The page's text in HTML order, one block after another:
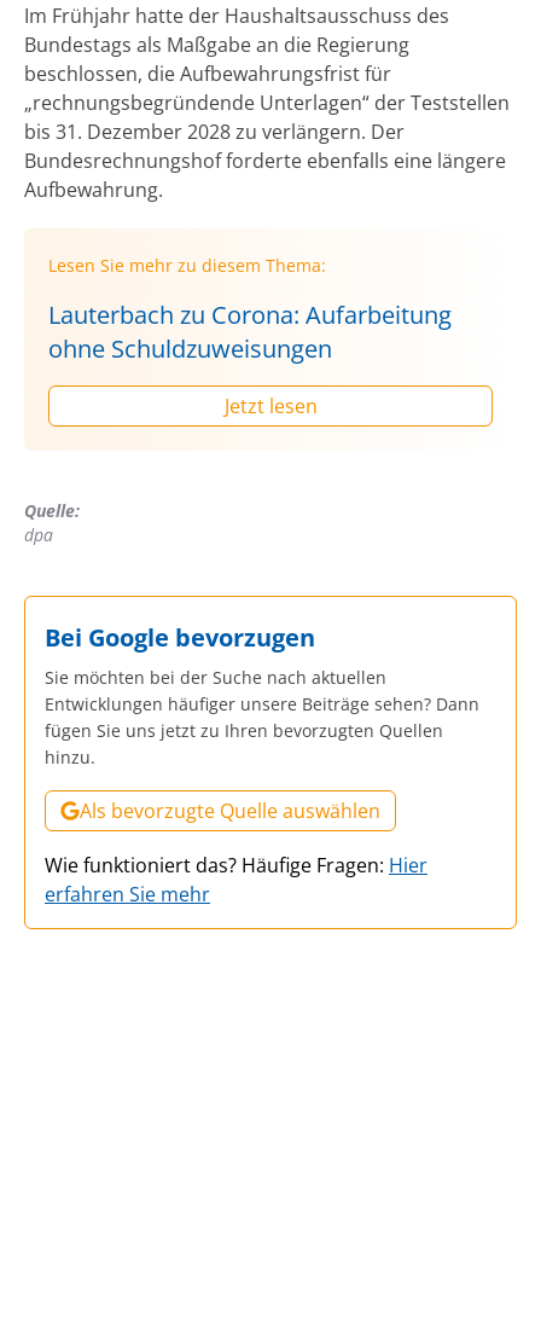
Im Frühjahr hatte der Haushaltsausschuss des
Bundestags als Maßgabe an die Regierung
beschlossen, die Aufbewahrungsfrist für
„rechnungsbegründende Unterlagen“ der Teststellen
bis 31. Dezember 2028 zu verlängern. Der
Bundesrechnungshof forderte ebenfalls eine längere
Aufbewahrung.
Lesen Sie mehr zu diesem Thema:
Lauterbach zu Corona: Aufarbeitung
ohne Schuldzuweisungen
Jetzt lesen
Quelle:
dpa
Bei Google bevorzugen
Sie möchten bei der Suche nach aktuellen
Entwicklungen häufiger unsere Beiträge sehen? Dann
fügen Sie uns jetzt zu Ihren bevorzugten Quellen
hinzu.
Als bevorzugte Quelle auswählen
Wie funktioniert das? Häufige Fragen: Hier
erfahren Sie mehr